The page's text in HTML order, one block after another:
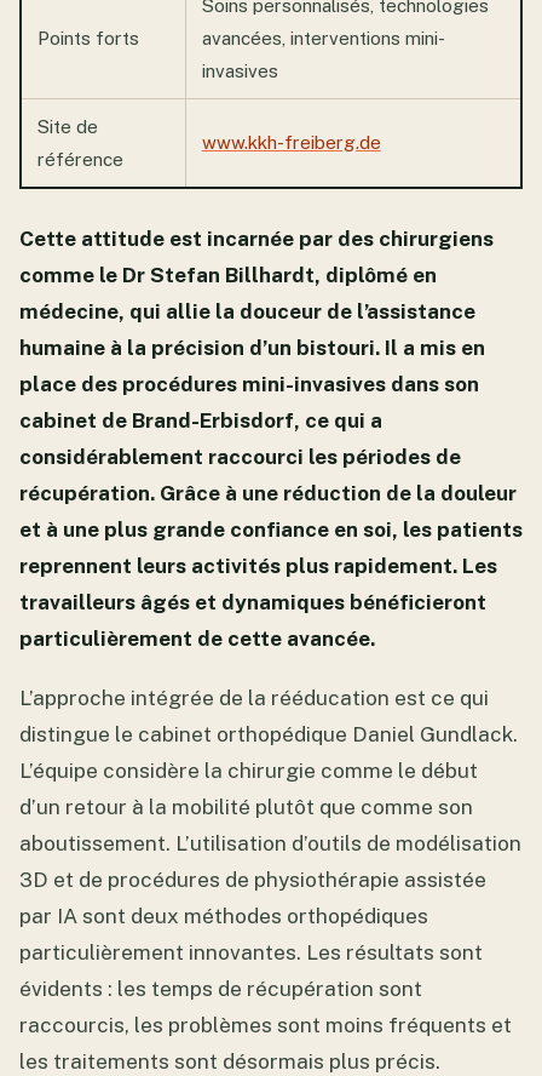
Points forts
Soins personnalisés, technologies
avancées, interventions mini-
invasives
Site de
référence
www.kkh-freiberg.de
Cette attitude est incarnée par des chirurgiens
comme le Dr Stefan Billhardt, diplômé en
médecine, qui allie la douceur de l’assistance
humaine à la précision d’un bistouri. Il a mis en
place des procédures mini-invasives dans son
cabinet de Brand-Erbisdorf, ce qui a
considérablement raccourci les périodes de
récupération. Grâce à une réduction de la douleur
et à une plus grande confiance en soi, les patients
reprennent leurs activités plus rapidement. Les
travailleurs âgés et dynamiques bénéficieront
particulièrement de cette avancée.
L’approche intégrée de la rééducation est ce qui
distingue le cabinet orthopédique Daniel Gundlack.
L’équipe considère la chirurgie comme le début
d’un retour à la mobilité plutôt que comme son
aboutissement. L’utilisation d’outils de modélisation
3D et de procédures de physiothérapie assistée
par IA sont deux méthodes orthopédiques
particulièrement innovantes. Les résultats sont
évidents : les temps de récupération sont
raccourcis, les problèmes sont moins fréquents et
les traitements sont désormais plus précis.